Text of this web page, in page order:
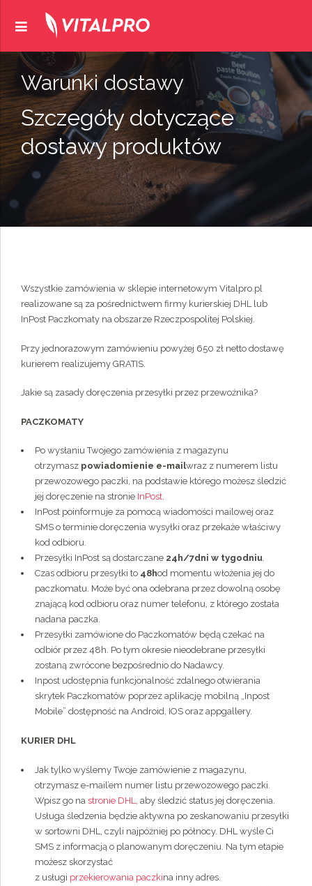
Warunki dostawy
Szczegóły dotyczące
dostawy produktów
Wszystkie zamówienia w sklepie internetowym Vitalpro.pl
realizowane są za pośrednictwem firmy kurierskiej DHL lub
InPost Paczkomaty na obszarze Rzeczpospolitej Polskiej.
Przy jednorazowym zamówieniu powyżej 650 zł netto dostawę
kurierem realizujemy GRATIS.
Jakie są zasady doręczenia przesyłki przez przewoźnika?
PACZKOMATY
Po wysłaniu Twojego zamówienia z magazynu
otrzymasz powiadomienie e-mailwraz z numerem listu
przewozowego paczki, na podstawie którego możesz śledzić
jej doręczenie na stronie InPost.
InPost poinformuje za pomocą wiadomości mailowej oraz
SMS o terminie doręczenia wysyłki oraz przekaże właściwy
kod odbioru.
Przesyłki InPost są dostarczane 24h/7dni w tygodniu.
Czas odbioru przesyłki to 48hod momentu włożenia jej do
paczkomatu. Może być ona odebrana przez dowolną osobę
znającą kod odbioru oraz numer telefonu, z którego została
nadana paczka.
Przesyłki zamówione do Paczkomatów będą czekać na
odbiór przez 48h. Po tym okresie nieodebrane przesyłki
zostaną zwrócone bezpośrednio do Nadawcy.
Inpost udostępnia funkcjonalność zdalnego otwierania
skrytek Paczkomatów poprzez aplikację mobilną „Inpost
Mobile” dostępność na Android, IOS oraz appgallery.
KURIER DHL
Jak tylko wyślemy Twoje zamówienie z magazynu,
otrzymasz e-mail’em numer listu przewozowego paczki.
Wpisz go na stronie DHL
, aby śledzić status jej doręczenia.
Usługa śledzenia będzie aktywna po zeskanowaniu przesyłki
w sortowni DHL, czyli najpóźniej po północy. DHL wyśle Ci
SMS z informacją o planowanym doręczeniu. Na tym etapie
możesz skorzystać
z usługi przekierowania paczkina inny adres.